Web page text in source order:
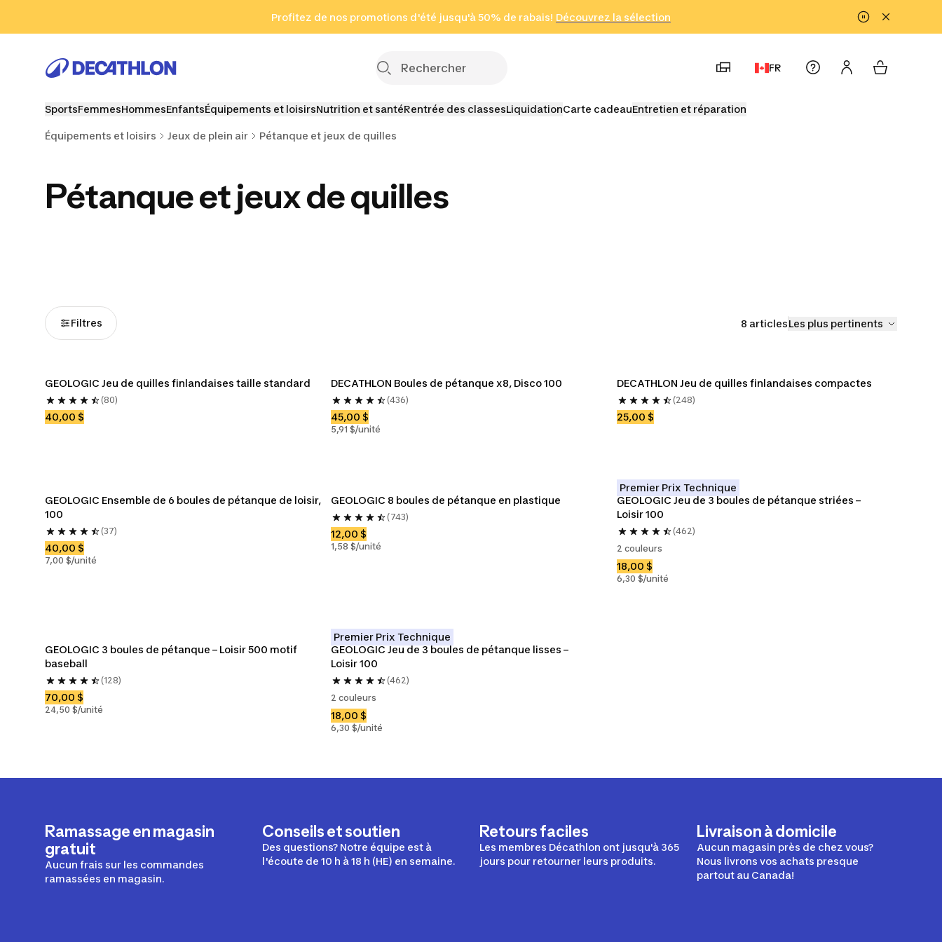
Aller au pied de page
Profitez de nos promotions d'été jusqu'à 50% de rabais! Découvrez la sélection
Cliquez ici
en seulement 2 h!
(Zones sélectionnées)
FR
SportsFemmesHommesEnfantsÉquipements et loisirsNutrition et santéRentrée des classesLiquidationCarte cadeauEntretien et réparation
Équipements et loisirs Jeux de plein air Pétanque et jeux de quilles
Pétanque et jeux de quilles
Filtres 8 articlesLes plus pertinents
GEOLOGIC Jeu de quilles finlandaises taille standard
(80)
40,00 $
DECATHLON Boules de pétanque x8, Disco 100
(436)
45,00 $
5,91 $/unité
DECATHLON Jeu de quilles finlandaises compactes
(248)
25,00 $
GEOLOGIC Ensemble de 6 boules de pétanque de loisir,
100
(37)
40,00 $
7,00 $/unité
GEOLOGIC 8 boules de pétanque en plastique
(743)
12,00 $
1,58 $/unité
Premier Prix Technique
GEOLOGIC Jeu de 3 boules de pétanque striées –
Loisir 100
(462)
2 couleurs
18,00 $
6,30 $/unité
GEOLOGIC 3 boules de pétanque – Loisir 500 motif
baseball
(128)
70,00 $
24,50 $/unité
Premier Prix Technique
GEOLOGIC Jeu de 3 boules de pétanque lisses –
Loisir 100
(462)
2 couleurs
18,00 $
6,30 $/unité
Ramassage en magasin
gratuit
Aucun frais sur les commandes
ramassées en magasin.
Conseils et soutien
Des questions? Notre équipe est à
l'écoute de 10 h à 18 h (HE) en semaine.
Retours faciles
Les membres Décathlon ont jusqu'à 365
jours pour retourner leurs produits.
Livraison à domicile
Aucun magasin près de chez vous?
Nous livrons vos achats presque
partout au Canada!